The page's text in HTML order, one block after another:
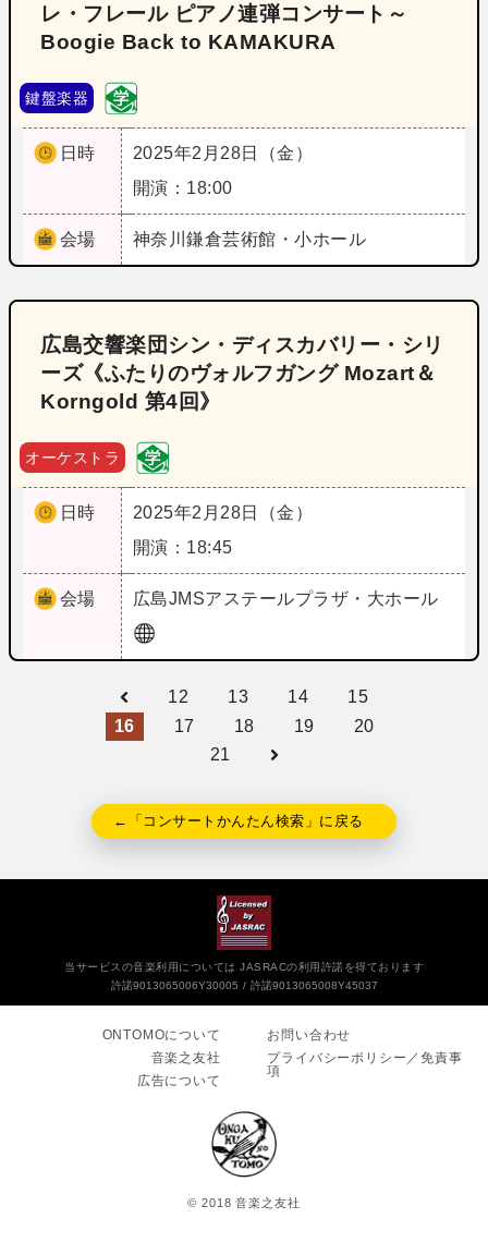
レ・フレール ピアノ連弾コンサート～
Boogie Back to KAMAKURA
鍵盤楽器
日時
2025年2月28日（金）
開演：18:00
会場 神奈川鎌倉芸術館・小ホール
広島交響楽団シン・ディスカバリー・シリ
ーズ《ふたりのヴォルフガング Mozart＆
Korngold 第4回》
オーケストラ
日時
2025年2月28日（金）
開演：18:45
会場 広島JMSアステールプラザ・大ホール
12 13 14
15
16
17 18 19
20
21
←「コンサートかんたん検索」に戻る
当サービスの音楽利用については JASRACの利用許諾を得ております
許諾9013065006Y30005
許諾9013065008Y45037
ONTOMOについて
音楽之友社
広告について
お問い合わせ
プライバシーポリシー／免責事
項
© 2018 音楽之友社